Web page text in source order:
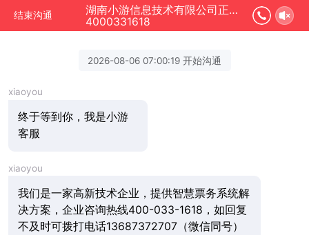
结束沟通
湖南小游信息技术有限公司正在为您服务
4000331618
2026-08-06 07:00:19 开始沟通
xiaoyou
终于等到你，我是小游
客服
xiaoyou
我们是一家高新技术企业，提供智慧票务系统解
决方案，企业咨询热线400-033-1618，如回复
不及时可拨打电话13687372707（微信同号）